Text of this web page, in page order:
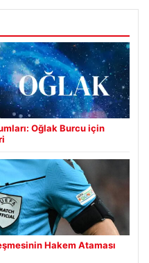
Oğlak Burcu için
Hakem Ataması